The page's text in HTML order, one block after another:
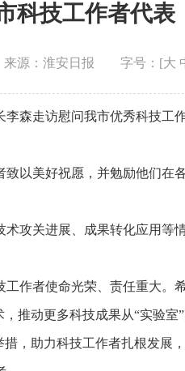
科技工作者代表
：淮安日报 字号：[大
森走访慰问我市优秀科技工
以美好祝愿，并勉励他们在
攻关进展、成果转化应用等
作者使命光荣、责任重大。
推动更多科技成果从“实验
，助力科技工作者扎根发展